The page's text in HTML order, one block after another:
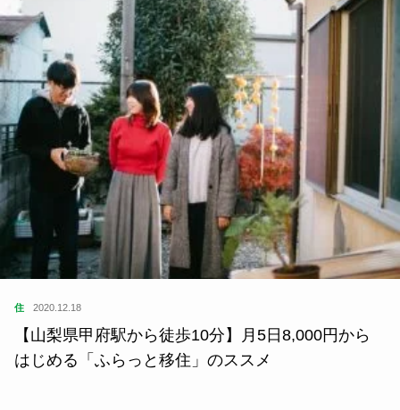
住 2020.12.18
【山梨県甲府駅から徒歩10分】月5日8,000円から
はじめる「ふらっと移住」のススメ